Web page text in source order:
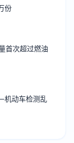
份
首次超过燃油
机动车检测乱